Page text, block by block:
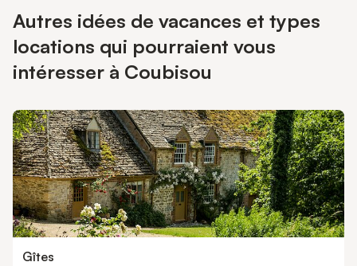
Autres idées de vacances et types
locations qui pourraient vous
intéresser à Coubisou
Gîtes